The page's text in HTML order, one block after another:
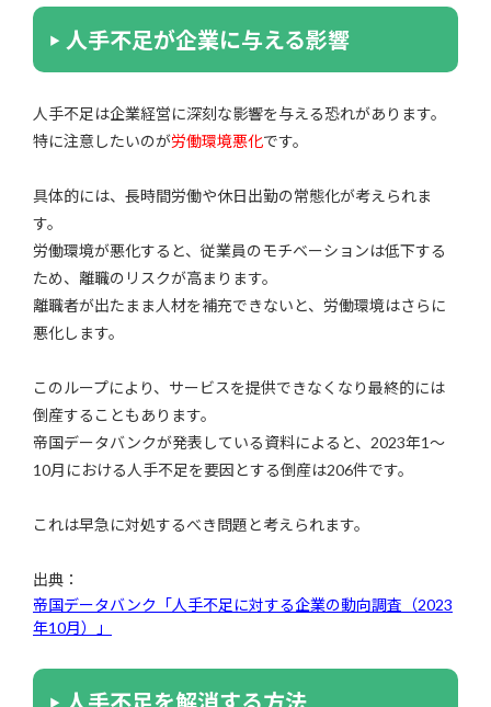
人手不足が企業に与える影響
人手不足は企業経営に深刻な影響を与える恐れがあります。
特に注意したいのが労働環境悪化です。
具体的には、長時間労働や休日出勤の常態化が考えられま
す。
労働環境が悪化すると、従業員のモチベーションは低下する
ため、離職のリスクが高まります。
離職者が出たまま人材を補充できないと、労働環境はさらに
悪化します。
このループにより、サービスを提供できなくなり最終的には
倒産することもあります。
帝国データバンクが発表している資料によると、2023年1～
10月における人手不足を要因とする倒産は206件です。
これは早急に対処するべき問題と考えられます。
出典：
帝国データバンク「人手不足に対する企業の動向調査（2023
年10月）」